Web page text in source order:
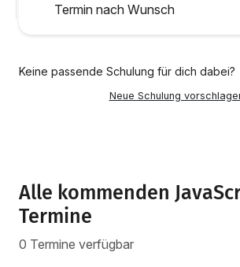
Termin nach Wunsch
Keine passende Schulung für dich dabei?
Neue Schulung
Alle kommenden
Termine
0 Termine verfügbar